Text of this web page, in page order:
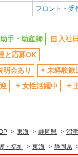
フロント・受
手・助産師
入社
と応募OK
明会あり
未経験歓
女性活躍中
東海 静岡県 沼
・福祉 東海 静岡県